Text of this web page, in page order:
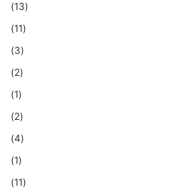
(13)
(11)
(3)
(2)
(1)
(2)
(4)
(1)
(11)